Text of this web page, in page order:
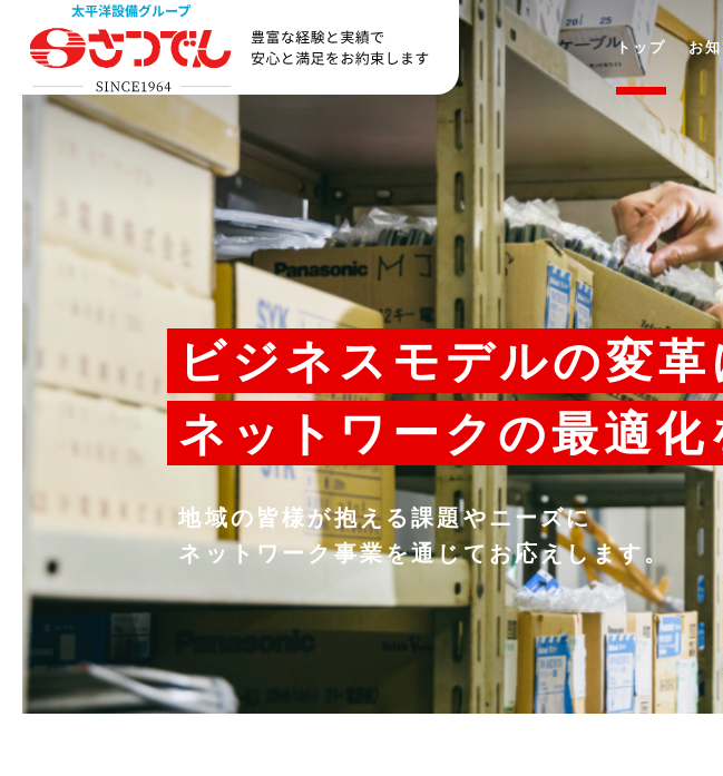
トップ お
地域の皆様が抱える課題やニーズに
ネットワーク事業を通じてお応えします。
地域の皆様が抱える課題やニーズに
ネットワーク事業を通じてお応えします。
地域の皆様が抱える課題やニーズに
ネットワーク事業を通じてお応えします。
ビジネスモデルの変
ネットワークの最適